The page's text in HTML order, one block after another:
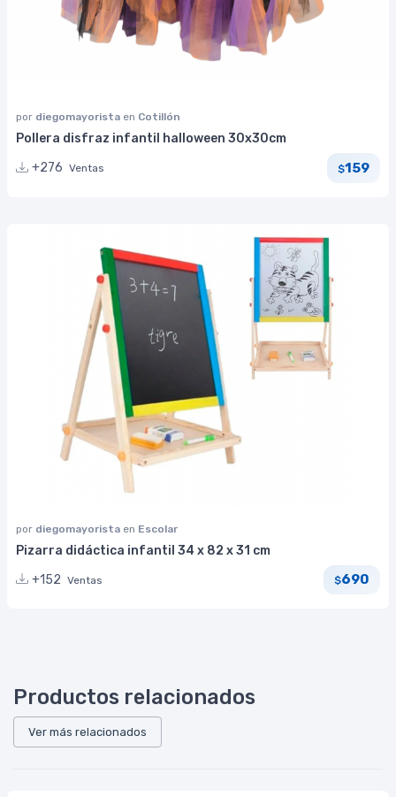
por diegomayorista en Cotillón
Pollera disfraz infantil halloween 30x30cm
+276 Ventas $159
por diegomayorista en Escolar
Pizarra didáctica infantil 34 x 82 x 31 cm
+152 Ventas $690
Productos relacionados
Ver más relacionados